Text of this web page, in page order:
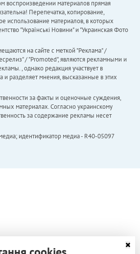
воспроизведении материалов прямая
Перепечатка, копирование,
использование материалов, в которых
"Українськi Новини" и "Украинская Фото
на сайте с меткой "Реклама" /
/ "Promoted", являются рекламными и
, однако редакция участвует в
и разделяет мнения, высказанные в этих
за факты и оценочные суждения,
материалах. Согласно украинскому
за содержание рекламы несет
идентификатор медиа - R40-05097